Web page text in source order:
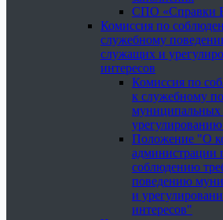
СПО «Справки
Комиссия по
служебному
служащих и
интересов
Комиссия по
к служебному
Положение "О
администрации
соблюдению
поведению
и
интересов"